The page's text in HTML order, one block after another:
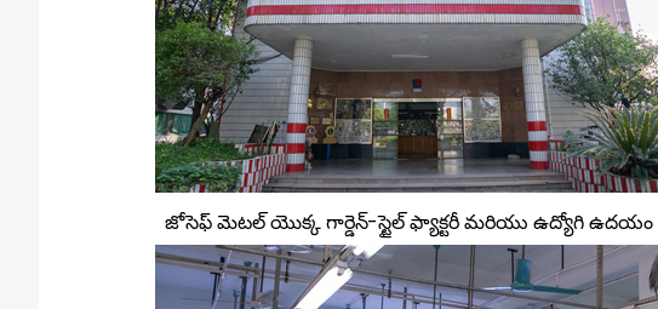
జోసెఫ్ మెటల్ యొక్క గార్డెన్-స్టైల్ ఫ్యాక్టరీ మరియు ఉద్యోగి ఉదయం